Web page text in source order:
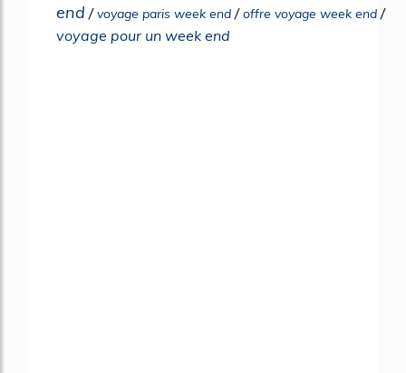
end /voyage paris week end /offre voyage week end /
voyage pour un week end